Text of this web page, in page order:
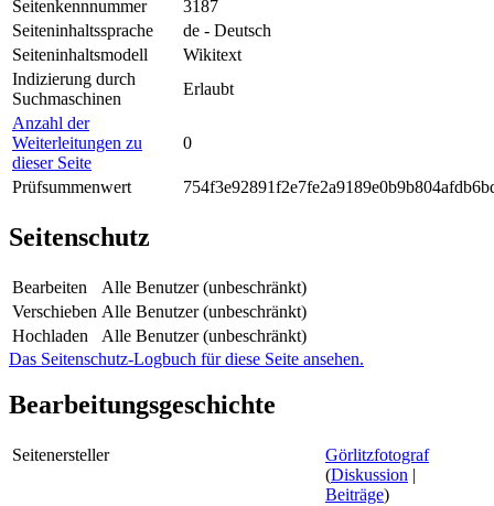
Seitenkennnummer
3187
Seiteninhaltssprache
de - Deutsch
Seiteninhaltsmodell
Wikitext
Indizierung durch
Suchmaschinen
Erlaubt
Anzahl der
Weiterleitungen zu
dieser Seite
0
Prüfsummenwert
Seitenschutz
Bearbeiten
Alle Benutzer (unbeschränkt)
Verschieben Alle Benutzer (unbeschränkt)
Hochladen
Alle Benutzer (unbeschränkt)
Das Seitenschutz-Logbuch für diese Seite ansehen.
Bearbeitungsgeschichte
Seitenersteller
Görlitzfotograf
(Diskussion |
Beiträge)